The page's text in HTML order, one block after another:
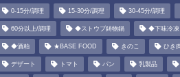
0-15分/調理 15-30分/調理 30-45分/調理
60分以上/調理 ◆ストウブ鋳物鍋 ◆下味冷凍
◆酒粕 ★BASE FOOD きのこ ひき
デザート トマト パン 乳製品